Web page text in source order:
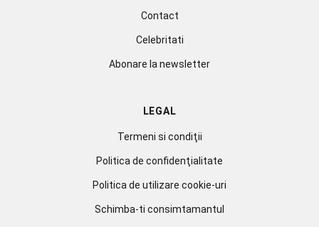
Contact
Celebritati
Abonare la newsletter
LEGAL
Termeni si condiţii
Politica de confidenţialitate
Politica de utilizare cookie-uri
Schimba-ti consimtamantul